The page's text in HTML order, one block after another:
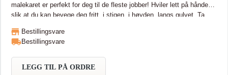
malekaret er perfekt for deg til de fleste jobber! Hviler lett på hånden
slik at du kan bevege deg fritt, i stigen, i høyden, langs gulvet. Ta
med både høyre og venstre hånd. Malekaret har helletut og festehakk
til pensel. Når du er ferdig, la litt av malingen bli igjen, la det tørke
malejobb.
Bestillingsvare
Bestillingsvare
LEGG TIL PÅ ORDRE